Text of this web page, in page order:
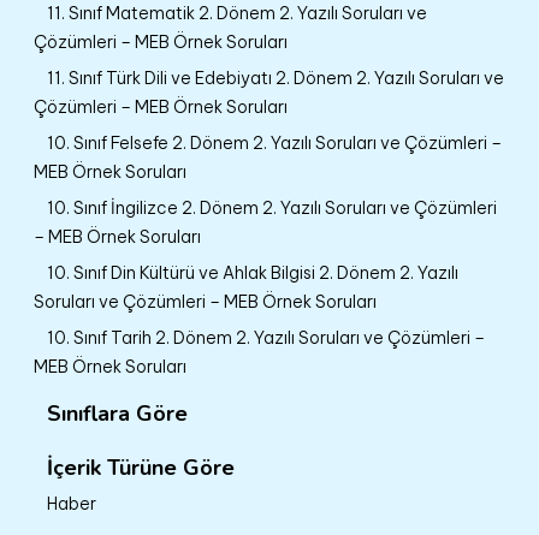
11. Sınıf Matematik 2. Dönem 2. Yazılı Soruları ve
Çözümleri – MEB Örnek Soruları
11. Sınıf Türk Dili ve Edebiyatı 2. Dönem 2. Yazılı Soruları ve
Çözümleri – MEB Örnek Soruları
10. Sınıf Felsefe 2. Dönem 2. Yazılı Soruları ve Çözümleri –
MEB Örnek Soruları
10. Sınıf İngilizce 2. Dönem 2. Yazılı Soruları ve Çözümleri
– MEB Örnek Soruları
10. Sınıf Din Kültürü ve Ahlak Bilgisi 2. Dönem 2. Yazılı
Soruları ve Çözümleri – MEB Örnek Soruları
10. Sınıf Tarih 2. Dönem 2. Yazılı Soruları ve Çözümleri –
MEB Örnek Soruları
Sınıflara Göre
İçerik Türüne Göre
Haber